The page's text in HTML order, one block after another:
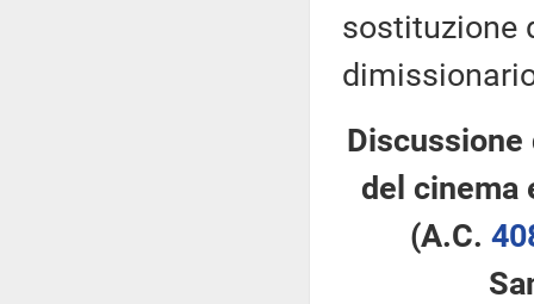
sostituzione
del cinema
(A.C.